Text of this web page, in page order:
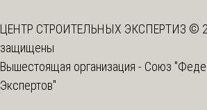
ЦЕНТР СТРОИТЕЛЬНЫХ ЭКСПЕРТИЗ ©
защищены
Вышестоящая организация - Союз
Экспертов"